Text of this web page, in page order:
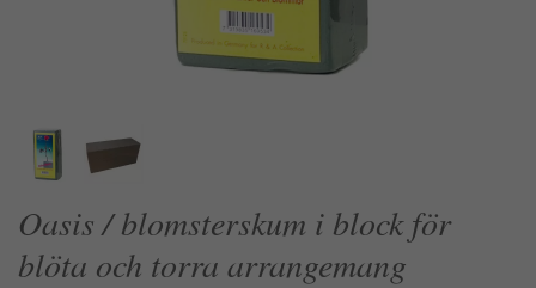
Oasis / blomsterskum i block för
blöta och torra arrangemang